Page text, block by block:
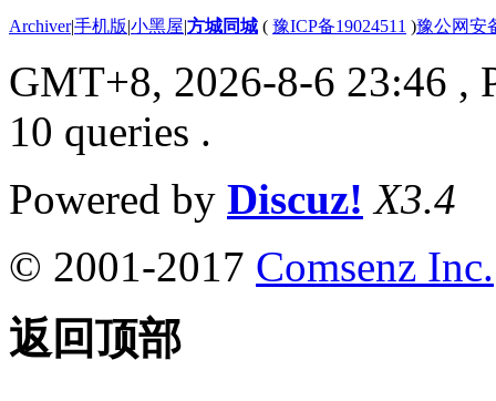
Archiver|手机版|小黑屋|方城同城 ( 豫ICP备19024511 )豫公网安
GMT+8, 2026-8-6 23:46 ,
10 queries .
Powered by Discuz! X3.4
© 2001-2017 Comsenz Inc.
返回顶部